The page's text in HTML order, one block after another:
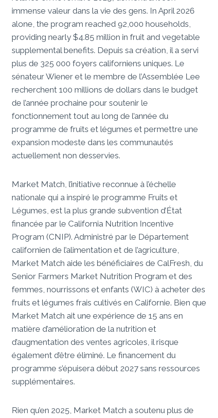
immense valeur dans la vie des gens. In April 2026
alone, the program reached 92,000 households,
providing nearly $4.85 million in fruit and vegetable
supplemental benefits. Depuis sa création, il a servi
plus de 325 000 foyers californiens uniques. Le
sénateur Wiener et le membre de l’Assemblée Lee
recherchent 100 millions de dollars dans le budget
de l’année prochaine pour soutenir le
fonctionnement tout au long de l’année du
programme de fruits et légumes et permettre une
expansion modeste dans les communautés
actuellement non desservies.
Market Match, l’initiative reconnue à l’échelle
nationale qui a inspiré le programme Fruits et
Légumes, est la plus grande subvention d’État
financée par le California Nutrition Incentive
Program (CNIP). Administré par le Département
californien de l’alimentation et de l’agriculture,
Market Match aide les bénéficiaires de CalFresh, du
Senior Farmers Market Nutrition Program et des
femmes, nourrissons et enfants (WIC) à acheter des
fruits et légumes frais cultivés en Californie. Bien que
Market Match ait une expérience de 15 ans en
matière d’amélioration de la nutrition et
d’augmentation des ventes agricoles, il risque
également d’être éliminé. Le financement du
programme s’épuisera début 2027 sans ressources
supplémentaires.
Rien qu’en 2025, Market Match a soutenu plus de